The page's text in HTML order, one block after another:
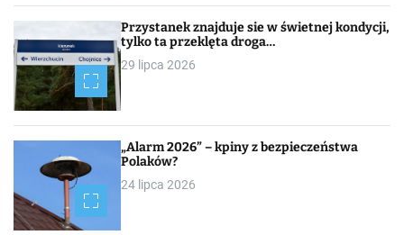
Przystanek znajduje sie w świetnej kondycji,
tylko ta przeklęta droga…
29 lipca 2026
„Alarm 2026” – kpiny z bezpieczeństwa
Polaków?
24 lipca 2026